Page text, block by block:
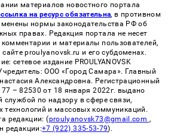
материалов новостного портала
на ресурс обязательна, в противном
нормы законодательства РФ об
правах. Редакция портала не несет
комментарии и материалы пользователей,
proulyanovsk.ru и его субдоменах.
сетевое издание PROULYANOVSK
ООО «Город Самара». Главный
Александровна. Регистрационный
– 82530 от 18 января 2022г. выдано
службой по надзору в сфере связи,
и массовых коммуникаций.
редакции: (proulyanovsk73@gmail.com ,
редакции:+7 (922) 335-53-79).